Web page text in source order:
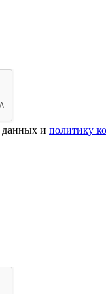
данных и политику